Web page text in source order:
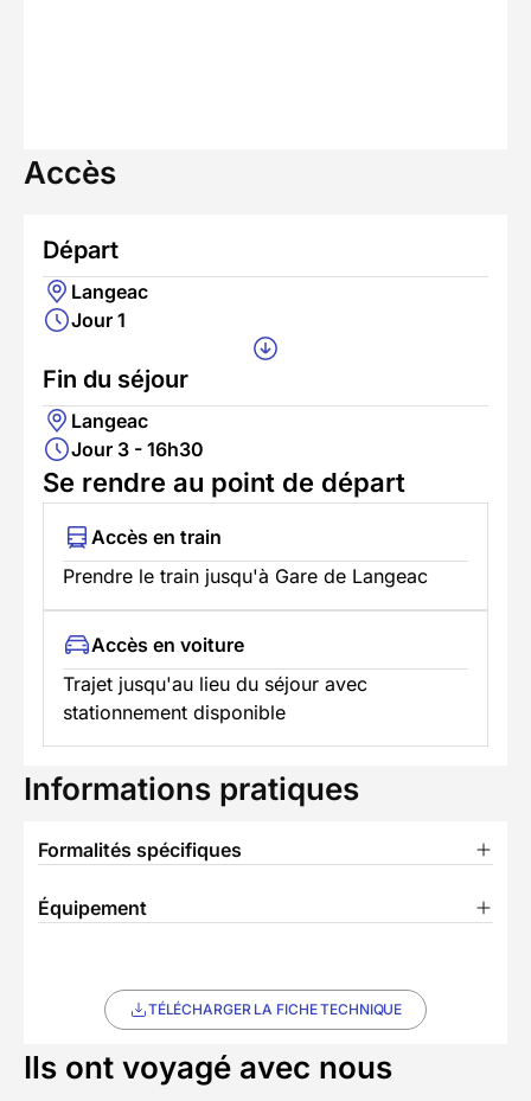
Accès
Départ
Langeac
Jour 1
Fin du séjour
Langeac
Jour 3 - 16h30
Se rendre au point de départ
Accès en train
Prendre le train jusqu'à Gare de Langeac
Accès en voiture
Trajet jusqu'au lieu du séjour avec
stationnement disponible
Informations pratiques
Formalités spécifiques
Équipement
TÉLÉCHARGER LA FICHE TECHNIQUE
Ils ont voyagé avec nous